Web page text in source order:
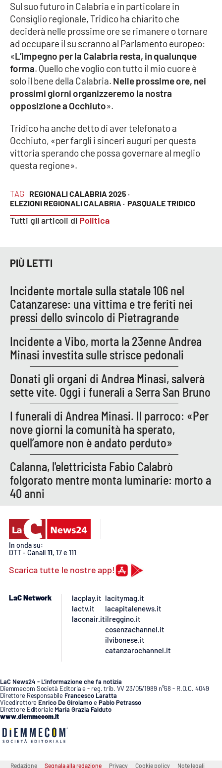
Food
Storie
LAC
NETWORK
Lacplay.it
Lactv.it
Laconair.it
Lacapitalenews.it
Catanzarochannel.it
APP
Android
Apple
TAG
REGIONALI CALABRIA 2025 ·
ELEZIONI REGIONALI CALABRIA · PASQUALE TRIDICO
Tutti gli articoli di Politica
Sul suo futuro in Calabria e in particolare in
Consiglio regionale, Tridico ha chiarito che
deciderà nelle prossime ore se rimanere o tornare
ad occupare il su scranno al Parlamento europeo:
«L’impegno per la Calabria resta, in qualunque
forma. Quello che voglio con tutto il mio cuore è
solo il bene della Calabria. Nelle prossime ore, nei
prossimi giorni organizzeremo la nostra
opposizione a Occhiuto».
Tridico ha anche detto di aver telefonato a
Occhiuto, «per fargli i sinceri auguri per questa
vittoria sperando che possa governare al meglio
questa regione».
PIÙ LETTI
Incidente mortale sulla statale 106 nel
Catanzarese: una vittima e tre feriti nei
pressi dello svincolo di Pietragrande
Incidente a Vibo, morta la 23enne Andrea
Minasi investita sulle strisce pedonali
Donati gli organi di Andrea Minasi, salverà
sette vite. Oggi i funerali a Serra San Bruno
I funerali di Andrea Minasi. Il parroco: «Per
nove giorni la comunità ha sperato,
quell’amore non è andato perduto»
Calanna, l'elettricista Fabio Calabrò
folgorato mentre monta luminarie: morto a
40 anni
In onda su:
DTT - Canali 11, 17 e 111
Scarica tutte le nostre app!
LaC Network
lacplay.it
lactv.it
laconair.it
lacitymag.it
lacapitalenews.it
ilreggino.it
cosenzachannel.it
ilvibonese.it
catanzarochannel.it
LaC News24 - L’informazione che fa notizia
Diemmecom Società Editoriale - reg. trib. VV 23/05/1989 n°68 - R.O.C. 4049
Direttore Responsabile Francesco Laratta
Vicedirettore Enrico De GirolamoePablo Petrasso
Direttore Editoriale Maria Grazia Falduto
www.diemmecom.it
Redazione Segnala alla redazione Privacy Cookie policy Note legali